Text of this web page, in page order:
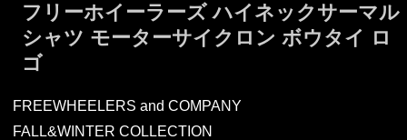
フリーホイーラーズ ハイネックサーマル
シャツ モーターサイクロン ボウタイ ロ
ゴ
FREEWHEELERS and COMPANY
FALL&WINTER COLLECTION